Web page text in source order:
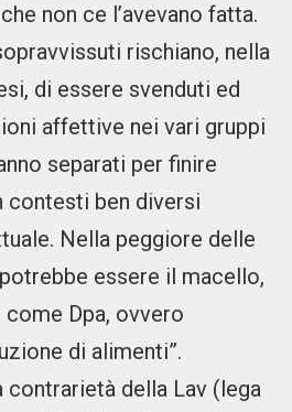
non ce l’avevano fatta.
rischiano, nella
di essere svenduti ed
affettive nei vari gruppi
separati per finire
contesti ben diversi
Nella peggiore delle
essere il macello,
Dpa, ovvero
di alimenti”.
contrarietà della Lav (lega